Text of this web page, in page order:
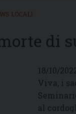
LOCALI
di
18/10/
Viva, i
al